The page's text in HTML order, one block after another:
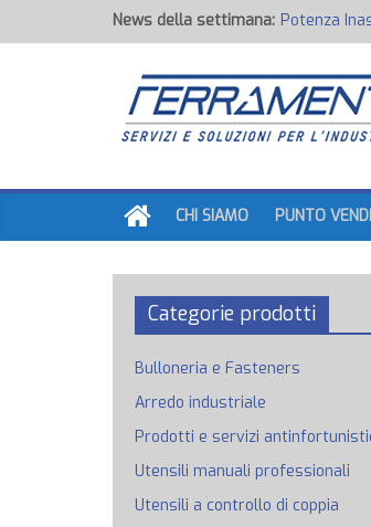
News della settimana: Potenza
Ancoraggi
Fondi,
CHI SIAMO PUNTO
Categorie prodotti
Bulloneria e Fasteners
Arredo industriale
Prodotti e servizi
Utensili manuali professionali
Utensili a controllo di coppia